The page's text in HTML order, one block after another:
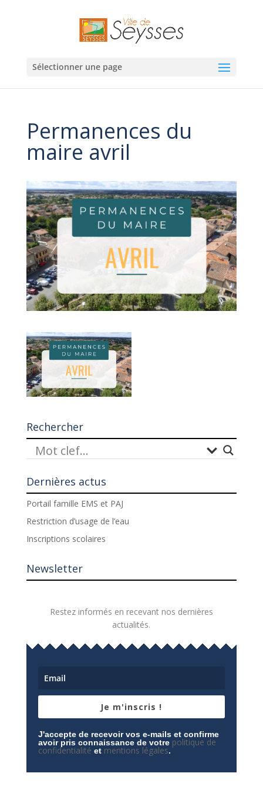
Sélectionner une page
Permanences du
maire avril
Rechercher
Dernières actus
Portail famille EMS et PAJ
Restriction d’usage de l’eau
Inscriptions scolaires
Newsletter
Restez informés en recevant nos dernières
actualités.
Je m'inscris !
J'accepte de recevoir vos e-mails et confirme
avoir pris connaissance de votre politique de
confidentialité et mentions légales.